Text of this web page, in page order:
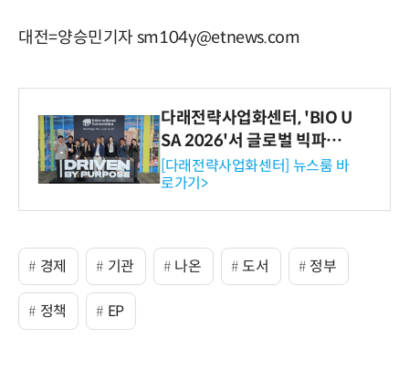
대전=양승민기자 sm104y@etnews.com
다래전략사업화센터, 'BIO U
SA 2026'서 글로벌 빅파마
와의 비즈니스 미팅 지원…K
-바이오 해외 진출 교두보 확
보
[다래전략사업화센터] 뉴스룸 바
로가기>
경제 기관 나온 도서 정부
정책 EP